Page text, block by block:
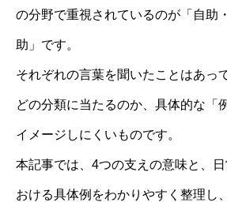
の分野で重視されているのが「自助
助」です。
それぞれの言葉を聞いたことはあっ
どの分類に当たるのか、具体的な「
イメージしにくいものです。
本記事では、4つの支えの意味と、
おける具体例をわかりやすく整理し